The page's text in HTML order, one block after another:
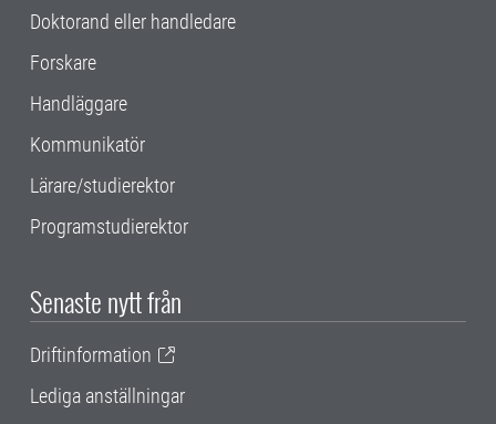
Doktorand eller handledare
Forskare
Handläggare
Kommunikatör
Lärare/studierektor
Programstudierektor
Senaste nytt från
Driftinformation
Lediga anställningar